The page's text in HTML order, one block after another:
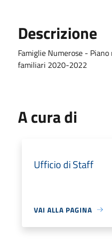
Descrizione
Famiglie Numerose -
familiari 2020-2022
A cura di
Ufficio di Staff
VAI ALLA PAGINA